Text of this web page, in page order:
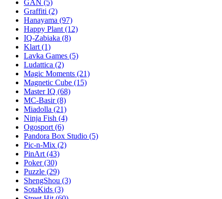
GAN (5)
Graffiti (2)
Hanayama (97)
Happy Plant (12)
IQ-Zabiaka (8)
Klart (1)
Lavka Games (5)
Ludattica (2)
Magic Moments (21)
Magnetic Cube (15)
Master IQ (68)
MC-Basir(8)
Miadolla (21)
Ninja Fish (4)
Ogosport (6)
Pandora Box Studio (5)
Pic-n-Mix (2)
PinArt (43)
Poker(30)
Puzzle (29)
ShengShou (3)
SotaKids (3)